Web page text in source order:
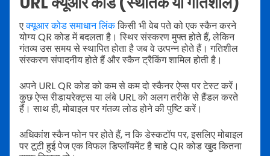
एक्यूआर कोड समाधान लिंककिसी भी वेब पते को एक स्कैन करने
योग्य QR कोड में बदलता है। स्थिर संस्करण मुफ्त होते हैं, लेकिन
गंतव्य उस समय से स्थापित होता है जब वे उत्पन्न होते हैं। गतिशील
संस्करण संपादनीय होते हैं और स्कैन ट्रैकिंग शामिल होती है।
अपने URL QR कोड को कम से कम दो स्कैनर ऐप्स पर टेस्ट करें।
कुछ ऐप्स रीडायरेक्ट्स या लंबे URL को अलग तरीके से हैंडल करते
हैं। साथ ही, मोबाइल पर गंतव्य लोड होने की पुष्टि करें।
अधिकांश स्कैन फोन पर होते हैं, न कि डेस्कटॉप पर, इसलिए मोबाइल
पर टूटी हुई पेज एक विफल डिप्लॉयमेंट है चाहे QR कोड खुद कितना